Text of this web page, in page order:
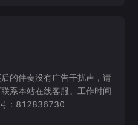
的伴奏没有广告干扰声，请
系本站在线客服。工作时间
：812836730